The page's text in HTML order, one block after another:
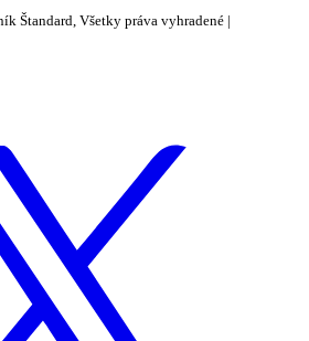
Štandard, Všetky práva vyhradené |